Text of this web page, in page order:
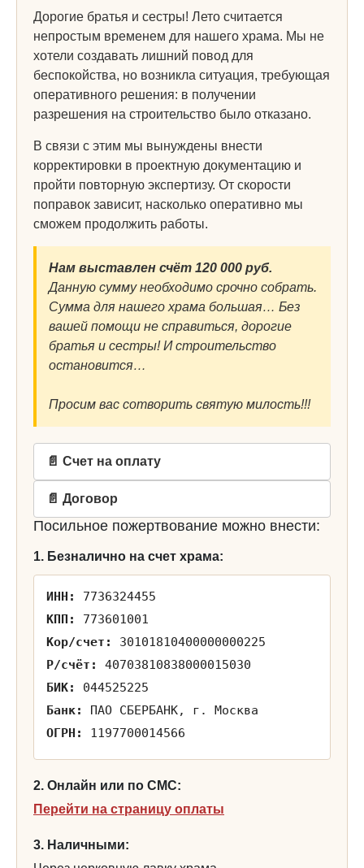
Дорогие братья и сестры! Лето считается
непростым временем для нашего храма. Мы не
хотели создавать лишний повод для
беспокойства, но возникла ситуация, требующая
оперативного решения: в получении
разрешения на строительство было отказано.
В связи с этим мы вынуждены внести
корректировки в проектную документацию и
пройти повторную экспертизу. От скорости
поправок зависит, насколько оперативно мы
сможем продолжить работы.
Нам выставлен счёт 120 000 руб.
Данную сумму необходимо срочно собрать.
Сумма для нашего храма большая… Без
вашей помощи не справиться, дорогие
братья и сестры! И строительство
остановится…
Просим вас сотворить святую милость!!!
📄 Счет на оплату
📄 Договор
Посильное пожертвование можно внести:
1. Безналично на счет храма:
ИНН:
7736324455
КПП:
773601001
Кор/счет:
30101810400000000225
Р/счёт:
40703810838000015030
БИК:
044525225
Банк:
ПАО СБЕРБАНК, г. Москва
ОГРН:
1197700014566
2. Онлайн или по СМС:
Перейти на страницу оплаты
3. Наличными: